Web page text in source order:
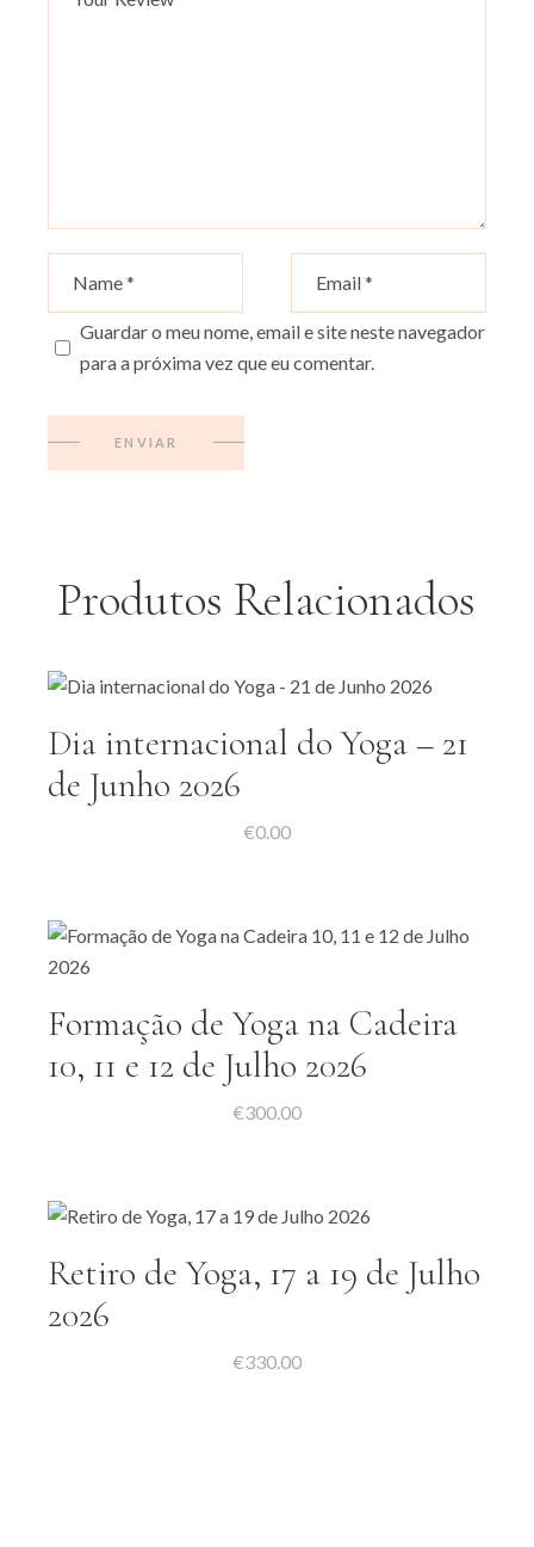
Guardar o meu nome, email e site neste navegador
para a próxima vez que eu comentar.
ENVIAR
Produtos Relacionados
Dia internacional do Yoga – 21
de Junho 2026
€0.00
Formação de Yoga na Cadeira
10, 11 e 12 de Julho 2026
€300.00
Retiro de Yoga, 17 a 19 de Julho
2026
€330.00